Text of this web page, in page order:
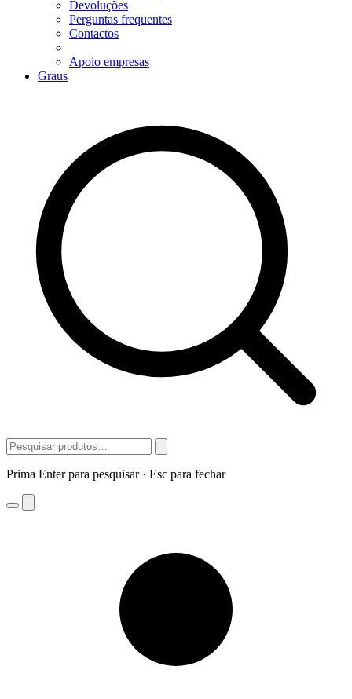
Devoluções
Perguntas frequentes
Contactos
Apoio empresas
Graus
Prima Enter para pesquisar · Esc para fechar